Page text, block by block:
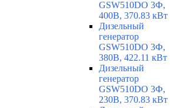
GSW510DO 3Ф,
400В, 370.83 кВт
Дизельный
генератор
GSW510DO 3Ф,
380В, 422.11 кВт
Дизельный
генератор
GSW510DO 3Ф,
230В, 370.83 кВт